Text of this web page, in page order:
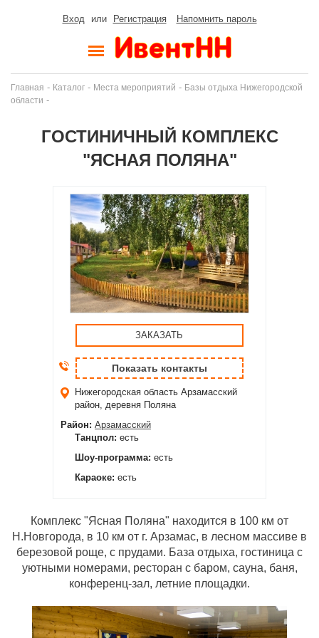
Вход или Регистрация Напомнить пароль
Главная - Каталог - Места мероприятий - Базы отдыха Нижегородской
области -
ГОСТИНИЧНЫЙ КОМПЛЕКС
"ЯСНАЯ ПОЛЯНА"
ЗАКАЗАТЬ
Показать контакты
Нижегородская область Арзамасский
район, деревня Поляна
Район: Арзамасский
Танцпол: есть
Шоу-программа: есть
Караоке: есть
Комплекс "Ясная Поляна" находится в 100 км от
Н.Новгорода, в 10 км от г. Арзамас, в лесном массиве в
березовой роще, с прудами. База отдыха, гостиница с
уютными номерами, ресторан с баром, сауна, баня,
конференц-зал, летние площадки.